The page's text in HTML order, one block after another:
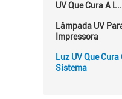
UV Que Cura A
Lâmpada UV
Impressora
Luz UV Que Cura
Sistema